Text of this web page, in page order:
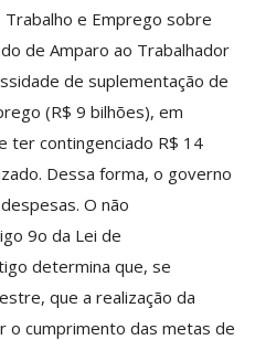
e Emprego sobre
de Amparo ao Trabalhador
de suplementação de
(R$ 9 bilhões), em
ter contingenciado R$ 14
Dessa forma, o governo
O não
9o da Lei de
determina que, se
que a realização da
o cumprimento das metas de